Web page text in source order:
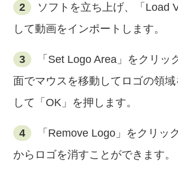
2
ソフトを立ち上げ、「Load
して動画をインポートします。
3
「Set Logo Area」をクリッ
面でマウスを移動してロゴの領
して「OK」を押します。
4
「Remove Logo」をクリッ
からロゴを消すことができます。